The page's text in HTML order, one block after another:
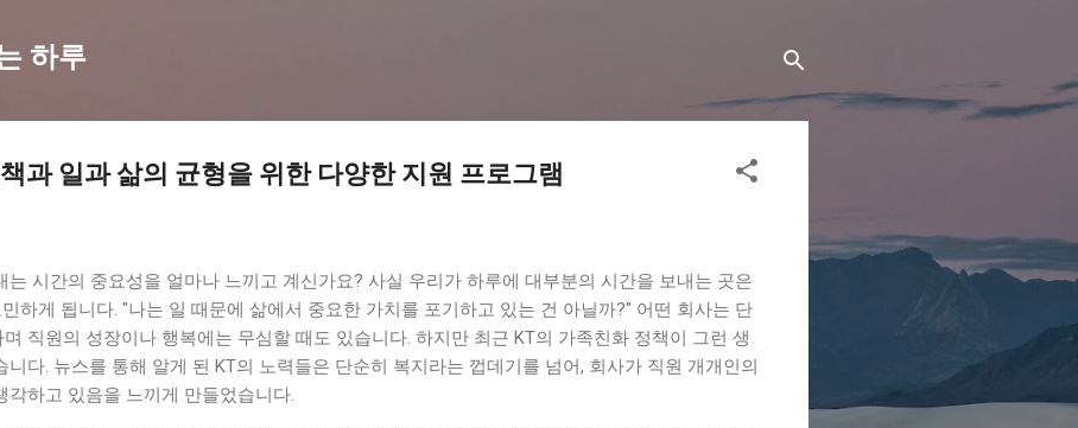
하루
과 일과 삶의 균형을 위한 다양한 지원 프로그램
는 시간의 중요성을 얼마나 느끼고 계신가요? 사실 우리가 하루에 대부분의 시간을 보내는 곳은
하게 됩니다. "나는 일 때문에 삶에서 중요한 가치를 포기하고 있는 건 아닐까?" 어떤 회사는 단
직원의 성장이나 행복에는 무심할 때도 있습니다. 하지만 최근 KT의 가족친화 정책이 그런 생
니다. 뉴스를 통해 알게 된 KT의 노력들은 단순히 복지라는 껍데기를 넘어, 회사가 직원 개개인의
하고 있음을 느끼게 만들었습니다.